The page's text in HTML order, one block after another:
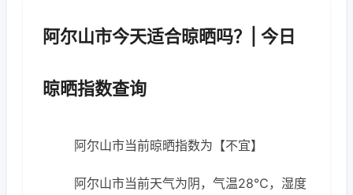
阿尔山市今天适合晾晒吗？| 今日
晾晒指数查询
阿尔山市当前晾晒指数为【不宜】
阿尔山市当前天气为阴，气温28℃，湿度